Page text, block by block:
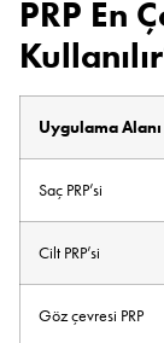
PRP En
Uygulama Alanı
Saç PRP’si
Cilt PRP’si
Göz çevresi PRP